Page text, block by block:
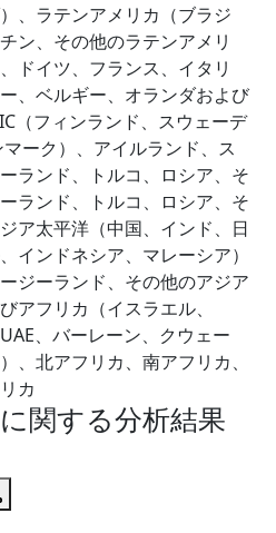
、ラテンアメリカ（ブラジ
ン、その他のラテンアメリ
ドイツ、フランス、イタリ
、ベルギー、オランダおよび
（フィンランド、スウェーデ
ーク）、アイルランド、ス
ランド、トルコ、ロシア、そ
ランド、トルコ、ロシア、そ
ア太平洋（中国、インド、日
インドネシア、マレーシア）
ジーランド、その他のアジア
アフリカ（イスラエル、
、バーレーン、クウェー
、北アフリカ、南アフリカ、
カ
関する分析結果